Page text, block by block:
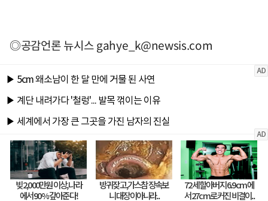
◎공감언론 뉴시스gahye_k@newsis.com